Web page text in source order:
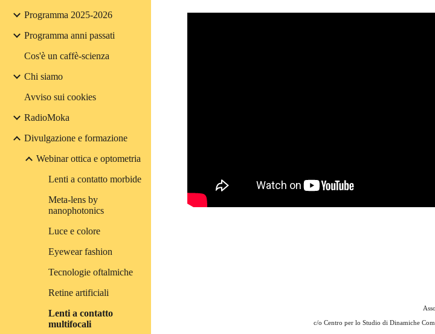
Programma 2025-2026
Programma anni passati
Cos'è un caffè-scienza
Chi siamo
Avviso sui cookies
RadioMoka
Divulgazione e formazione
Webinar ottica e optometria
Lenti a contatto morbide
Meta-lens by
nanophotonics
Luce e colore
Eyewear fashion
Tecnologie oftalmiche
Retine artificiali
Lenti a contatto
multifocali
c/o Centro per lo Studio di Dinamiche